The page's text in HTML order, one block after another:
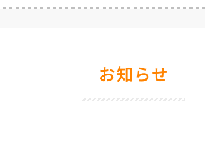
お知らせ